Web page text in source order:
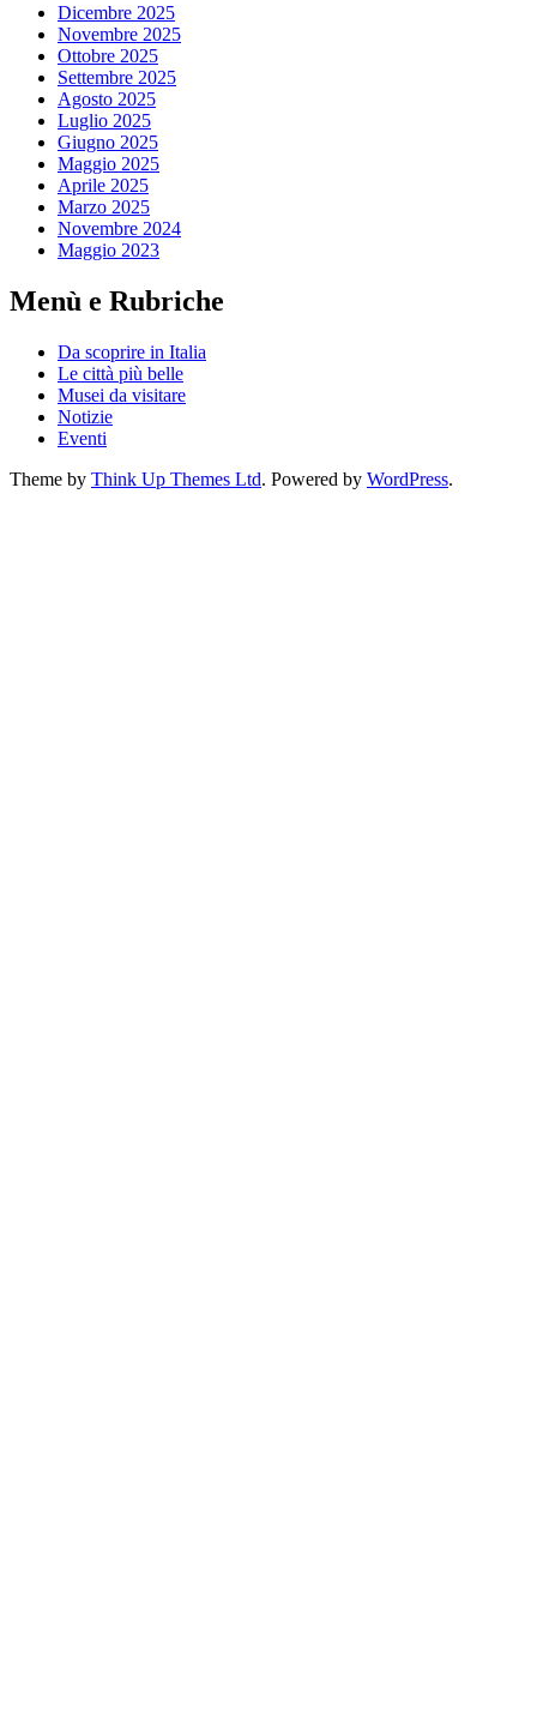
Dicembre 2025
Novembre 2025
Ottobre 2025
Settembre 2025
Agosto 2025
Luglio 2025
Giugno 2025
Maggio 2025
Aprile 2025
Marzo 2025
Novembre 2024
Maggio 2023
Menù e Rubriche
Da scoprire in Italia
Le città più belle
Musei da visitare
Notizie
Eventi
Theme by Think Up Themes Ltd. Powered by WordPress.